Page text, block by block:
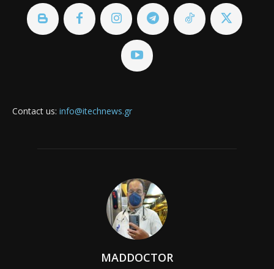
Contact us: info@itechnews.gr
MADDOCTOR